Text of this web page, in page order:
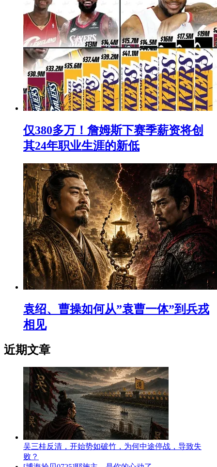
仅380多万！詹姆斯下赛季薪资将创
其24年职业生涯的新低
袁绍、曹操如何从”袁曹一体”到兵戎
相见
近期文章
吴三桂反清，开始势如破竹，为何中途停战，导致失
败？